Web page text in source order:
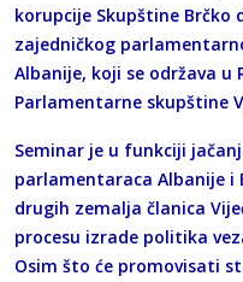
korupcije Skupštine
zajedničkog
Albanije, koji se održava u
Parlamentarne skupštine
Seminar je u funkciji
parlamentaraca Albanije i
drugih zemalja članica
procesu izrade politika
Osim što će promovisati